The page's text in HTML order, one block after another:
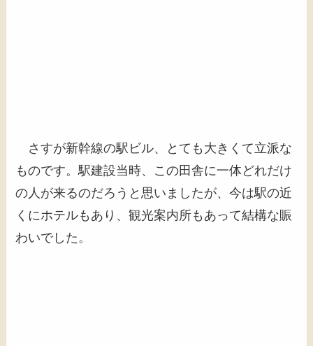
さすが新幹線の駅ビル、とても大きくて立派な
ものです。駅建設当時、この田舎に一体どれだけ
の人が来るのだろうと思いましたが、今は駅の近
くにホテルもあり、観光案内所もあって結構な賑
わいでした。